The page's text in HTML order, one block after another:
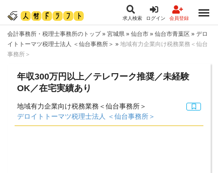
求人検索 ログイン 会員登録
会計事務所・税理士事務所のトップ» 宮城県 » 仙台市 » 仙台市青葉区 » デロ
イトトーマツ税理士法人 ＜仙台事務所＞ » 地域有力企業向け税務業務＜仙台
事務所＞
年収300万円以上／テレワーク推奨／未経験
OK／在宅実績あり
地域有力企業向け税務業務＜仙台事務所＞
デロイトトーマツ税理士法人 ＜仙台事務所＞